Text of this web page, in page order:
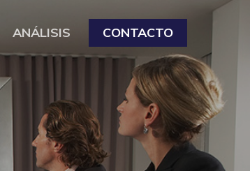
ANÁLISIS CONTACTO